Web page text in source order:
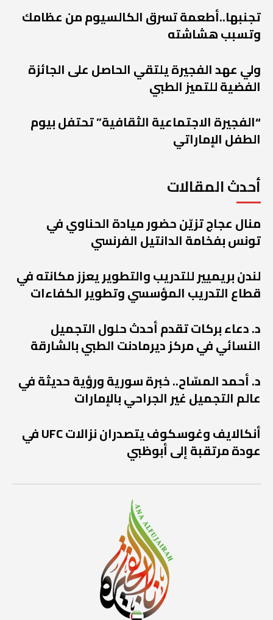
تجنبها..أطعمة تسرق الكالسيوم من عظامك
وتسبب هشاشته
ولي عهد الفجيرة يلتقي الحاصل على الجائزة
الفضية للتميز الطبي
“الفجيرة الاجتماعية الثقافية” تحتفل بيوم
الطفل الإماراتي
أحدث المقالات
منال عجاج تزيّن حضور ميادة الحناوي في
تونس بفخامة الدانتيل الفرنسي
لندن بريميير للتدريب والتطوير يعزز مكانته في
قطاع التدريب المؤسسي وتطوير الكفاءات
د. دعاء بركات تقدم أحدث حلول التجميل
النسائي في مركز ديرمادنت الطبي بالشارقة
د. أحمد المسّاح.. خبرة سورية ورؤية حديثة في
عالم التجميل غير الجراحي بالإمارات
أنكالايف وغوسكوف يتصدران نزالات UFC في
عودة مرتقبة إلى أبوظبي